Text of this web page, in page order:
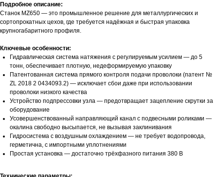
Подробное описание:
Станок MZ650 — это промышленное решение для металлургических и
сортопрокатных цехов, где требуется надёжная и быстрая упаковка
крупногабаритного профиля.
Ключевые особенности:
Гидравлическая система натяжения с регулируемым усилием — до 5
тонн, обеспечивает плотную, недеформируемую упаковку
Патентованная система прямого контроля подачи проволоки (патент №
ZL 2018 2 0434093.2) — исключает сбои даже при использовании
проволоки низкого качества
Устройство подпрессовки узла — предотвращает зацепление скрутки за
оборудование
Усовершенствованный направляющий канал с подвесными роликами —
окалина свободно высыпается, не вызывая заклинивания
Гидросистема с воздушным охлаждением — не требует водопровода,
герметична, с импортными уплотнениями
Простая установка — достаточно трёхфазного питания 380 В